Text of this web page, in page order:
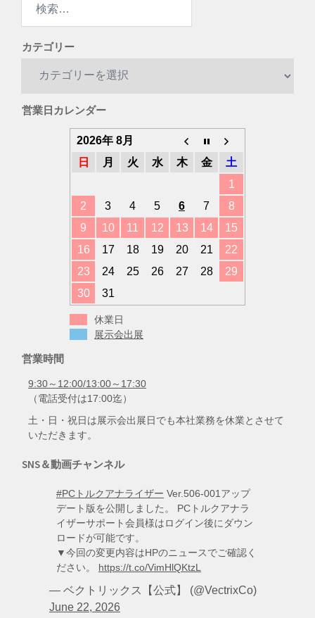
カテゴリー
リ
営業日カレンダー
2026年 8月
日
月 火 水 木 金
土
1
2
3 4 5 6 7
8
9
10 11 12 13 14
15
16
17 18 19 20 21
22
23
24 25 26 27 28
29
30
31
休業日
展示会出展
営業時間
9:30～12:00/13:00～17:30
（電話受付は17:00迄）
土・日・祝日は展示会出展日でも本社業務を休業とさせて
いただきます。
SNS＆動画チャンネル
#PCトルクアナライザー Ver.506-001アップ
デート版を公開しました。 PCトルクアナラ
イザーサポート会員様はログイン後にダウン
ロードが可能です。
▼今回の変更内容はHPのニュースでご確認く
ださい。 https://t.co/VimHlQKtzL
— ベクトリックス【公式】 (@VectrixCo)
June 22, 2026